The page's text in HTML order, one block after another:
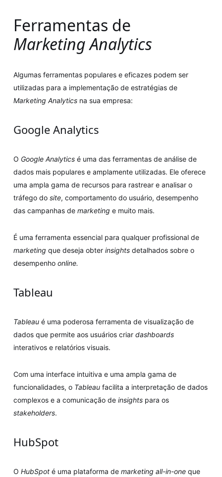
Ferramentas de
Marketing Analytics
Algumas ferramentas populares e eficazes podem ser
utilizadas para a implementação de estratégias de
Marketing Analyticsna sua empresa:
Google Analytics
O Google Analyticsé uma das ferramentas de análise de
dados mais populares e amplamente utilizadas. Ele oferece
uma ampla gama de recursos para rastrear e analisar o
tráfego do site, comportamento do usuário, desempenho
das campanhas de marketing e muito mais.
É uma ferramenta essencial para qualquer profissional de
marketing que deseja obter insights detalhados sobre o
desempenhoonline.
Tableau
Tableaué uma poderosa ferramenta de visualização de
dados que permite aos usuários criar dashboards
interativos e relatórios visuais.
Com uma interface intuitiva e uma ampla gama de
funcionalidades, oTableaufacilita a interpretação de dados
complexos e a comunicação de insights para os
stakeholders.
HubSpot
O HubSpoté uma plataforma de marketing all-in-one que